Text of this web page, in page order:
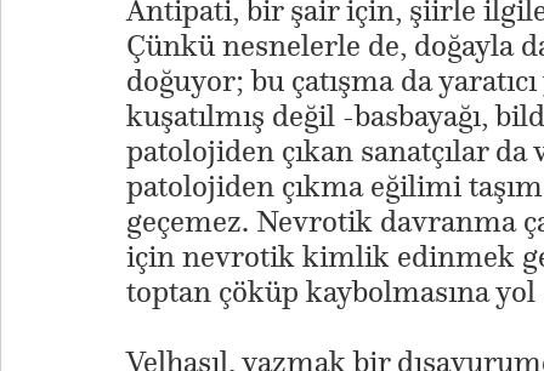
Antipati, bir şair için, şiirle
Çünkü nesnelerle de, doğayla
doğuyor; bu çatışma da
kuşatılmış değil -basbayağı,
patolojiden çıkan sanatçılar
patolojiden çıkma eğilimi
geçemez. Nevrotik davranma
için nevrotik kimlik edinmek
toptan çöküp kaybolmasına yol
Velhasıl, yazmak bir